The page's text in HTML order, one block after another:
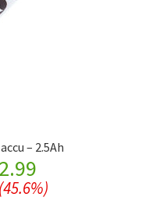
– 2.5Ah
Current
price
(45.6%)